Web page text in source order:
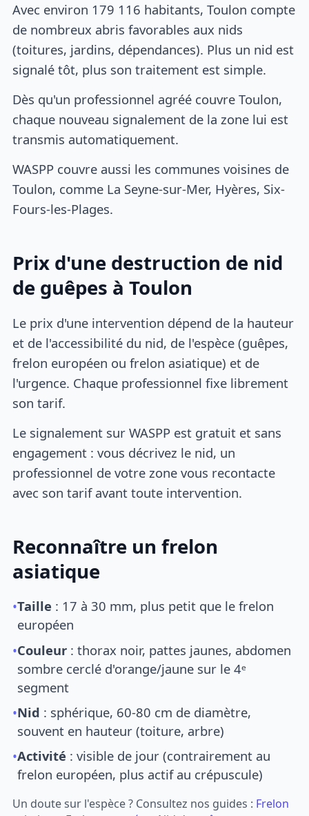
Avec environ 179 116 habitants, Toulon compte
de nombreux abris favorables aux nids
(toitures, jardins, dépendances). Plus un nid est
signalé tôt, plus son traitement est simple.
Dès qu'un professionnel agréé couvre Toulon,
chaque nouveau signalement de la zone lui est
transmis automatiquement.
WASPP couvre aussi les communes voisines de
Toulon, comme La Seyne-sur-Mer, Hyères, Six-
Fours-les-Plages.
Prix d'une destruction de nid
de guêpes à Toulon
Le prix d'une intervention dépend de la hauteur
et de l'accessibilité du nid, de l'espèce (guêpes,
frelon européen ou frelon asiatique) et de
l'urgence. Chaque professionnel fixe librement
son tarif.
Le signalement sur WASPP est gratuit et sans
engagement : vous décrivez le nid, un
professionnel de votre zone vous recontacte
avec son tarif avant toute intervention.
Reconnaître un frelon
asiatique
•Taille : 17 à 30 mm, plus petit que le frelon
européen
•Couleur : thorax noir, pattes jaunes, abdomen
sombre cerclé d'orange/jaune sur le 4ᵉ
segment
•Nid : sphérique, 60-80 cm de diamètre,
souvent en hauteur (toiture, arbre)
•Activité : visible de jour (contrairement au
frelon européen, plus actif au crépuscule)
Un doute sur l'espèce ? Consultez nos guides : Frelon